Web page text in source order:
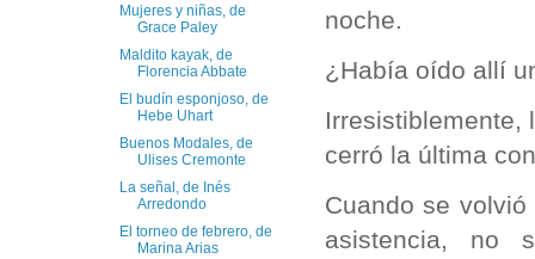
noche.
¿Había oído allí
Irresistiblemente,
cerró la última
Cuando se
asistencia, no
Mujeres y niñas, de
Grace Paley
Maldito kayak, de
Florencia Abbate
El budín esponjoso, de
Hebe Uhart
Buenos Modales, de
Ulises Cremonte
La señal, de Inés
Arredondo
El torneo de febrero, de
Marina Arias